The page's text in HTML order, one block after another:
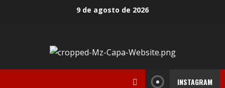
9 de agosto de 2026
INSTAGRAM